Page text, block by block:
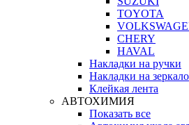
TOYOTA
CHERY
HAVAL
Накладки на ручки
Накладки на зеркало
Клейкая лента
АВТОХИМИЯ
Показать все